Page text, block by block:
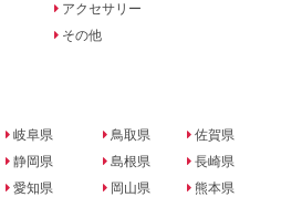
アクセサリー
その他
岐阜県
静岡県
愛知県
鳥取県
島根県
岡山県
佐賀県
長崎県
熊本県